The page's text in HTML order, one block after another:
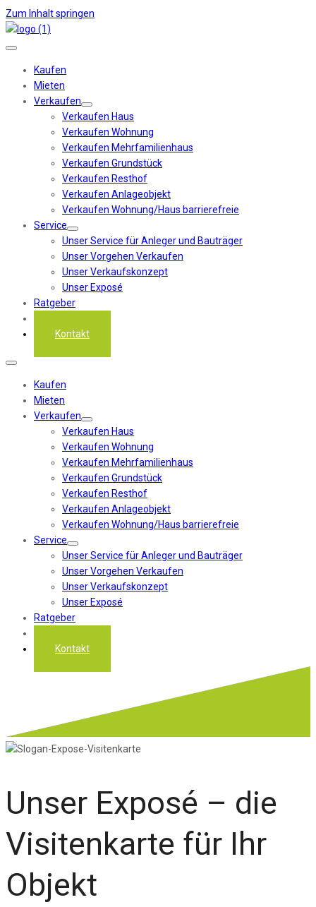
Zum Inhalt springen
Kaufen
Mieten
Verkaufen
Verkaufen Haus
Verkaufen Wohnung
Verkaufen Mehrfamilienhaus
Verkaufen Grundstück
Verkaufen Resthof
Verkaufen Anlageobjekt
Verkaufen Wohnung/Haus barrierefreie
Service
Unser Service für Anleger und Bauträger
Unser Vorgehen Verkaufen
Unser Verkaufskonzept
Unser Exposé
Ratgeber
Kontakt
Kaufen
Mieten
Verkaufen
Verkaufen Haus
Verkaufen Wohnung
Verkaufen Mehrfamilienhaus
Verkaufen Grundstück
Verkaufen Resthof
Verkaufen Anlageobjekt
Verkaufen Wohnung/Haus barrierefreie
Service
Unser Service für Anleger und Bauträger
Unser Vorgehen Verkaufen
Unser Verkaufskonzept
Unser Exposé
Ratgeber
Kontakt
Unser Exposé – die
Visitenkarte für Ihr
Objekt